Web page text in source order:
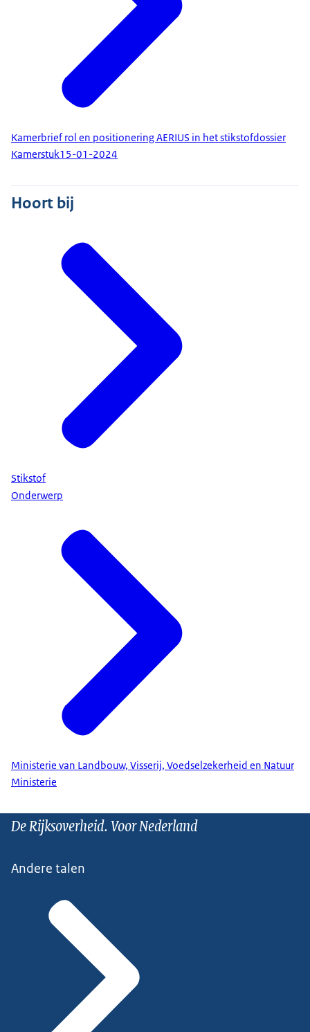
Kamerbrief rol en positionering AERIUS in het stikstofdossier
Kamerstuk15-01-2024
Hoort bij
Stikstof
Onderwerp
Ministerie van Landbouw, Visserij, Voedselzekerheid en Natuur
Ministerie
De Rijksoverheid. Voor Nederland
Andere talen